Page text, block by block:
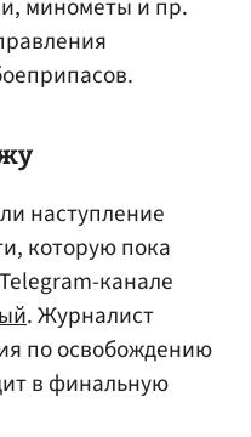
наступление
которую пока
канале
. Журналист
по освобождению
в финальную